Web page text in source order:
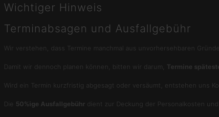
Wichtiger Hinweis
Terminabsagen und Ausfallgebühr
Wir verstehen, dass Termine manchmal aus unvorhersehbaren
Damit wir dennoch planen können, bitten wir darum, Termine
Wird ein Termin kurzfristig abgesagt oder versäumt, entstehen uns
Die 50%ige Ausfallgebühr dient zur Deckung der Personalkosten